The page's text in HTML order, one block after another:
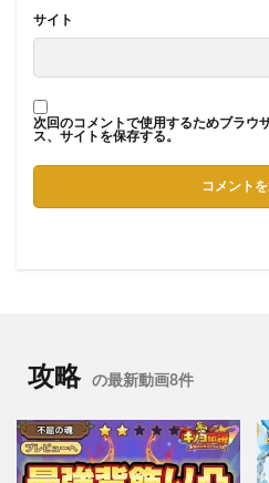
サイト
次回のコメントで使用するためブラウ
ス、サイトを保存する。
攻略 の最新動画8件